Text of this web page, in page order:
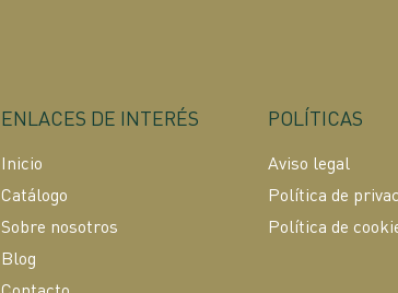
ENLACES DE INTERÉS
Inicio
Catálogo
Sobre nosotros
Blog
POLÍTICAS
Aviso legal
Política de
Política de